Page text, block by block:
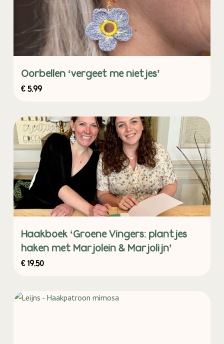
Oorbellen ‘vergeet me nietjes’
€5,99
Haakboek ‘Groene Vingers: plantjes
haken met Marjolein & Marjolijn’
€19,50